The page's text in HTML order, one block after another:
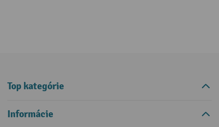
Top kategórie
Informácie